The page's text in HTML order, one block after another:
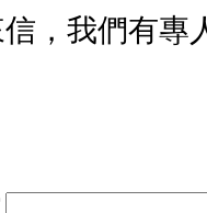
，我們有專